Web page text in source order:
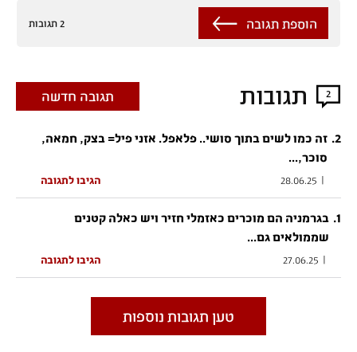
2 תגובות הוספת תגובה
2 תגובות תגובה חדשה
2
. זה כמו לשים בתוך סושי.. פלאפל. אזני פיל= בצק, חמאה,
סוכר,...
|
28.06.25 הגיבו לתגובה
1
. בגרמניה הם מוכרים כאזמלי חזיר ויש כאלה קטנים
שממולאים גם...
|
27.06.25 הגיבו לתגובה
טען תגובות נוספות